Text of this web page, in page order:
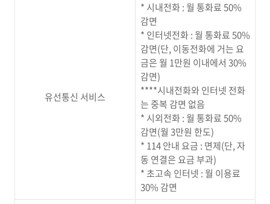
유선통신 서비스
* 시내전화 : 월 통화료 50%
감면
* 인터넷전화 : 월 통화료 50%
감면(단, 이동전화에 거는 요
금은 월 1만원 이내에서 30%
감면)
****시내전화와 인터넷 전화
는 중복 감면 없음
* 시외전화 : 월 통화료 50%
감면(월 3만원 한도)
* 114 안내 요금 : 면제(단, 자
동 연결은 요금 부과)
* 초고속 인터넷 : 월 이용료
30% 감면